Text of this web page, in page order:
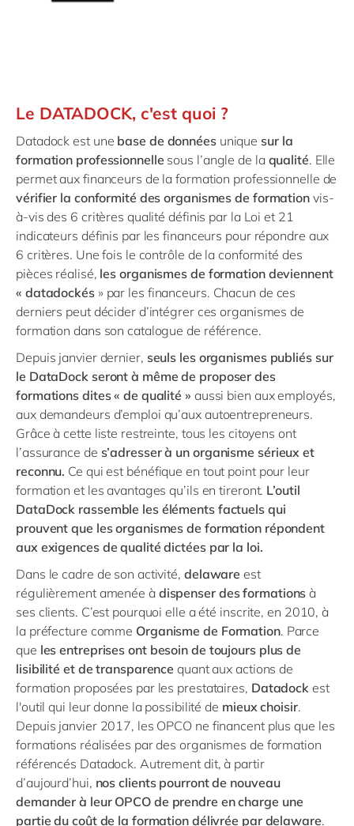
Le DATADOCK, c'est quoi ?
Datadock est une base de donnéesunique sur la
formation professionnelle sous l’angle de la qualité. Elle
permet aux financeurs de la formation professionnelle de
vérifier la conformité des organismes de formation vis-
à-vis des 6 critères qualité définis par la Loi et 21
indicateurs définis par les financeurs pour répondre aux
6 critères. Une fois le contrôle de la conformité des
pièces réalisé, les organismes de formation deviennent
« datadockés » par les financeurs. Chacun de ces
derniers peut décider d’intégrer ces organismes de
formation dans son catalogue de référence.
Depuis janvier dernier, seuls les organismes publiés sur
le DataDock seront à même de proposer des
formations dites « de qualité » aussi bien aux employés,
aux demandeurs d’emploi qu’aux autoentrepreneurs.
Grâce à cette liste restreinte, tous les citoyens ont
l’assurance de s’adresser à un organisme sérieux et
reconnu. Ce qui est bénéfique en tout point pour leur
formation et les avantages qu’ils en tireront. L’outil
DataDock rassemble les éléments factuels qui
prouvent que les organismes de formation répondent
aux exigences de qualité dictées par la loi.
Dans le cadre de son activité, delawareest
régulièrement amenée àdispenser des formationsà
ses clients. C’est pourquoi elle a été inscrite, en 2010, à
la préfecture comme Organisme de Formation. Parce
que les entreprises ont besoin de toujours plus de
lisibilité et de transparence quant aux actions de
formation proposées par les prestataires, Datadock est
l'outil qui leur donne la possibilité de mieux choisir.
Depuis janvier 2017, les OPCO ne financent plus que les
formations réalisées par des organismes de formation
référencés Datadock. Autrement dit, à partir
d’aujourd’hui, nos clients pourront de nouveau
demander à leur OPCO de prendre en charge une
partie du coût de la formation délivrée par delaware.